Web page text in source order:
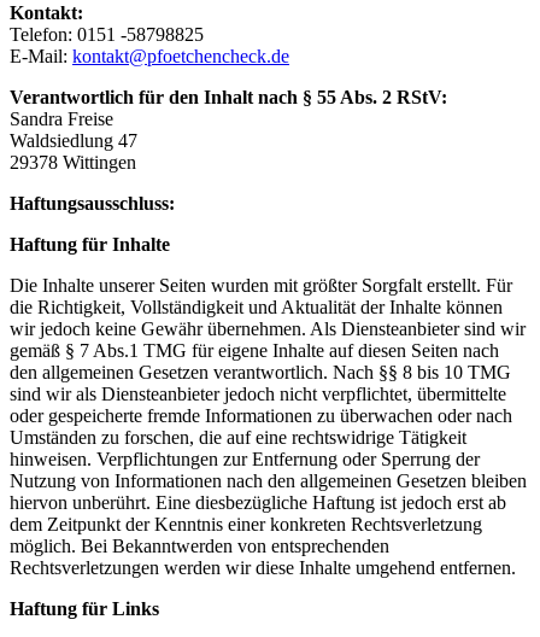
Kontakt:
Telefon: 0151 -58798825
E-Mail: kontakt@pfoetchencheck.de
Verantwortlich für den Inhalt nach § 55 Abs. 2 RStV:
Sandra Freise
Waldsiedlung 47
29378 Wittingen
Haftungsausschluss:
Haftung für Inhalte
Die Inhalte unserer Seiten wurden mit größter Sorgfalt erstellt. Für
die Richtigkeit, Vollständigkeit und Aktualität der Inhalte können
wir jedoch keine Gewähr übernehmen. Als Diensteanbieter sind wir
gemäß § 7 Abs.1 TMG für eigene Inhalte auf diesen Seiten nach
den allgemeinen Gesetzen verantwortlich. Nach §§ 8 bis 10 TMG
sind wir als Diensteanbieter jedoch nicht verpflichtet, übermittelte
oder gespeicherte fremde Informationen zu überwachen oder nach
Umständen zu forschen, die auf eine rechtswidrige Tätigkeit
hinweisen. Verpflichtungen zur Entfernung oder Sperrung der
Nutzung von Informationen nach den allgemeinen Gesetzen bleiben
hiervon unberührt. Eine diesbezügliche Haftung ist jedoch erst ab
dem Zeitpunkt der Kenntnis einer konkreten Rechtsverletzung
möglich. Bei Bekanntwerden von entsprechenden
Rechtsverletzungen werden wir diese Inhalte umgehend entfernen.
Haftung für Links